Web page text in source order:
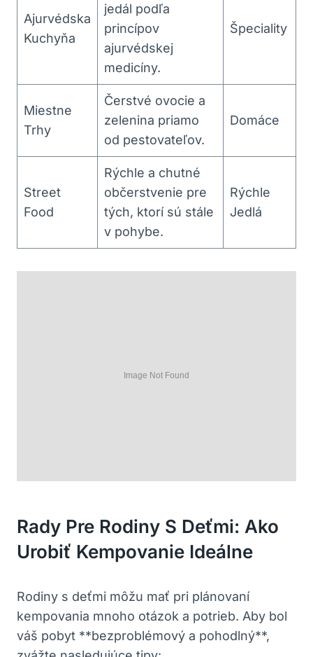
Ajurvédska
Kuchyňa
jedál podľa
princípov
ajurvédskej
medicíny.
Špeciality
Miestne
Trhy
Čerstvé ovocie a
zelenina priamo
od pestovateľov.
Domáce
Street
Food
Rýchle a chutné
občerstvenie pre
tých, ktorí sú stále
v pohybe.
Rýchle
Jedlá
Rady Pre Rodiny S Deťmi: Ako
Urobiť Kempovanie Ideálne
Rodiny s deťmi môžu mať pri plánovaní
kempovania mnoho otázok a potrieb. Aby bol
váš pobyt **bezproblémový a pohodlný**,